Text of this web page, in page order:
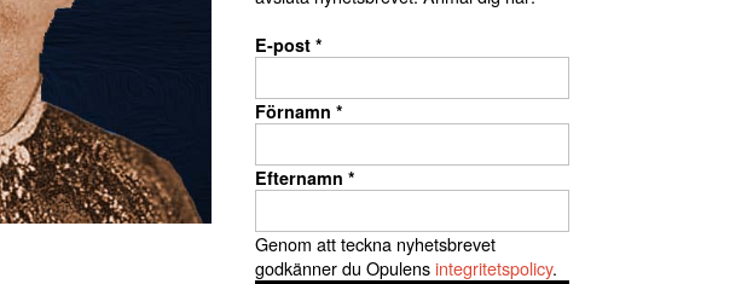
E-post *
Förnamn *
Efternamn *
Genom att teckna nyhetsbrevet
godkänner du Opulensintegritetspolicy.